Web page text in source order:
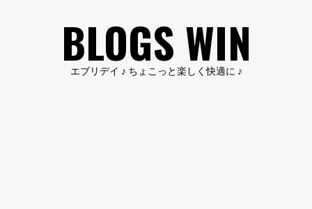
BLOGS WIN
エブリデイ ♪ ちょこっと楽しく快適に ♪